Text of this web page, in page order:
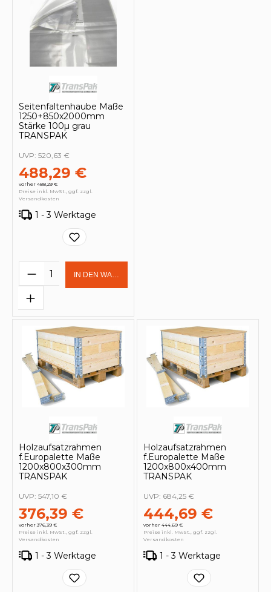
Seitenfaltenhaube Maße
1250+850x2000mm
Stärke 100µ grau
TRANSPAK
488,29 €
vorher 488,29 €
UVP: 520,63 €
Preise inkl. MwSt., ggf. zzgl.
Versandkosten
1 - 3 Werktage
Produkt Anzahl: Gib den
IN DEN WARENKORB
Holzaufsatzrahmen
f.Europalette Maße
1200x800x300mm
TRANSPAK
376,39 €
vorher 376,39 €
UVP: 547,10 €
Preise inkl. MwSt., ggf. zzgl.
Versandkosten
1 - 3 Werktage
Holzaufsatzrahmen
f.Europalette Maße
1200x800x400mm
TRANSPAK
444,69 €
vorher 444,69 €
UVP: 684,25 €
Preise inkl. MwSt., ggf. zzgl.
Versandkosten
1 - 3 Werktage